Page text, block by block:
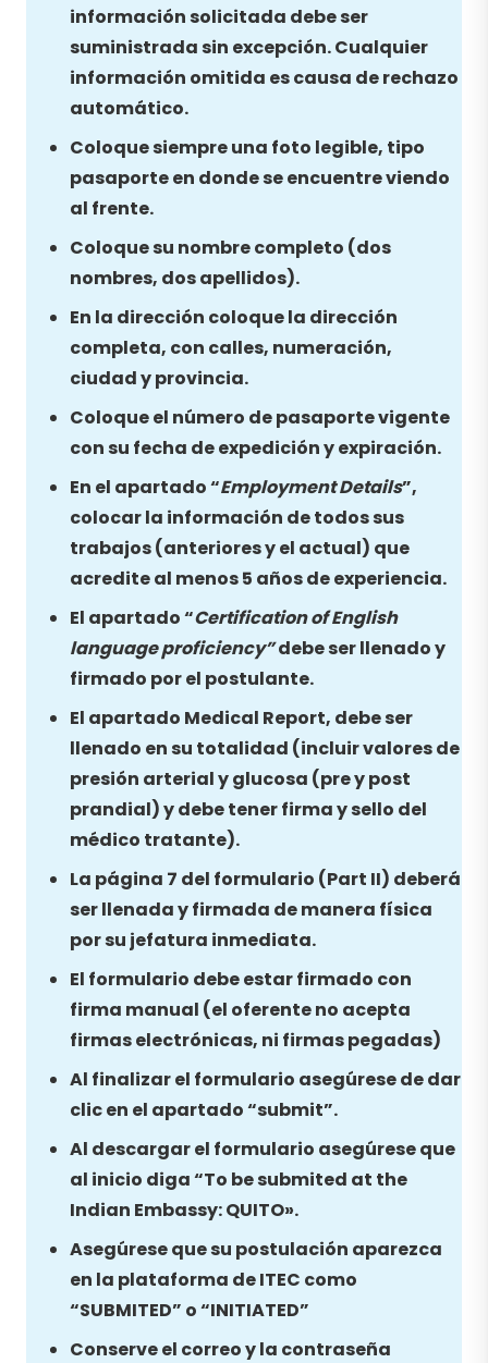
información solicitada debe ser
suministrada sin excepción. Cualquier
información omitida es causa de rechazo
automático.
Coloque siempre una foto legible, tipo
pasaporte en donde se encuentre viendo
al frente.
Coloque su nombre completo (dos
nombres, dos apellidos).
En la dirección coloque la dirección
completa, con calles, numeración,
ciudad y provincia.
Coloque el número de pasaporte vigente
con su fecha de expedición y expiración.
En el apartado “Employment Details”,
colocar la información de todos sus
trabajos (anteriores y el actual) que
acredite al menos 5 años de experiencia.
El apartado “Certification of English
language proficiency”debe ser llenado y
firmado por el postulante.
El apartado Medical Report, debe ser
llenado en su totalidad (incluir valores de
presión arterial y glucosa (pre y post
prandial) y debe tener firma y sello del
médico tratante).
La página 7 del formulario (Part II) deberá
ser llenada y firmada de manera física
por su jefatura inmediata.
El formulario debe estar firmado con
firma manual (el oferente no acepta
firmas electrónicas, ni firmas pegadas)
Al finalizar el formulario asegúrese de dar
clic en el apartado “submit”.
Al descargar el formulario asegúrese que
al inicio diga “To be submited at the
Indian Embassy: QUITO».
Asegúrese que su postulación aparezca
en la plataforma de ITEC como
“SUBMITED” o “INITIATED”
Conserve el correo y la contraseña